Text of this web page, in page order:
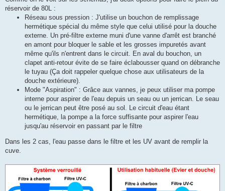
réservoir de 80L :
Réseau sous pression : J'utilise un bouchon de remplissage
hermétique spécial du même style que celui utilisé pour la douche
externe. Un pré-filtre externe muni d'une vanne d'arrêt est branché
en amont pour bloquer le sable et les grosses impuretés avant
même qu'ils n'entrent dans le circuit. En aval du bouchon, un
clapet anti-retour évite de se faire éclabousser quand on débranche
le tuyau (Ça doit rappeler quelque chose aux utilisateurs de la
douche extérieure).
Mode "Aspiration" : Grâce aux vannes, je peux utiliser ma pompe
interne pour aspirer de l'eau depuis un seau ou un jerrican. Le seau
ou le jerrican peut être posé au sol. Le circuit d'eau étant
hermétique, la pompe a la force suffisante pour aspirer l'eau
jusqu'au réservoir en passant par le filtre
Dans les 2 cas, l'eau passe dans le filtre et les UV avant de remplir la
cuve.